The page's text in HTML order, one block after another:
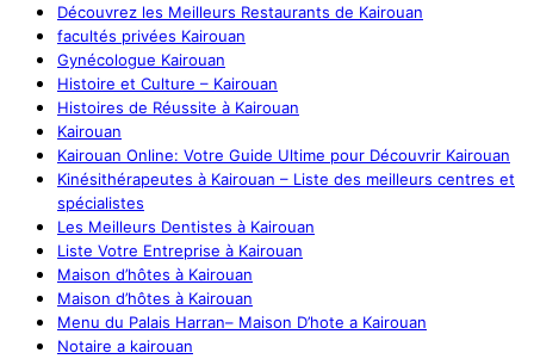
Découvrez les Meilleurs Restaurants de Kairouan
facultés privées Kairouan
Gynécologue Kairouan
Histoire et Culture – Kairouan
Histoires de Réussite à Kairouan
Kairouan
Kairouan Online: Votre Guide Ultime pour Découvrir Kairouan
Kinésithérapeutes à Kairouan – Liste des meilleurs centres et
spécialistes
Les Meilleurs Dentistes à Kairouan
Liste Votre Entreprise à Kairouan
Maison d’hôtes à Kairouan
Maison d’hôtes à Kairouan
Menu du Palais Harran– Maison D’hote a Kairouan
Notaire a kairouan